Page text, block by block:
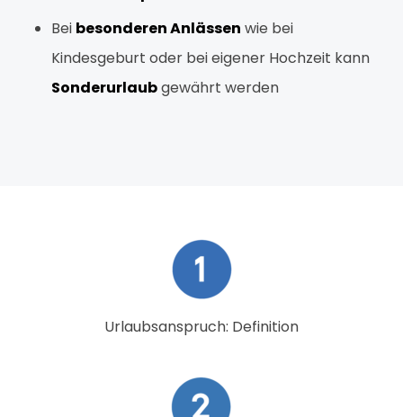
Bei besonderen Anlässen wie bei
Kindesgeburt oder bei eigener Hochzeit kann
Sonderurlaubgewährt werden
Urlaubsanspruch: Definition